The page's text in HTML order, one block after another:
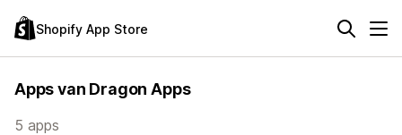
Shopify App Store
Apps van Dragon Apps
5 apps